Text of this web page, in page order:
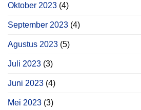
Oktober 2023 (4)
September 2023 (4)
Agustus 2023 (5)
Juli 2023 (3)
Juni 2023 (4)
Mei 2023 (3)